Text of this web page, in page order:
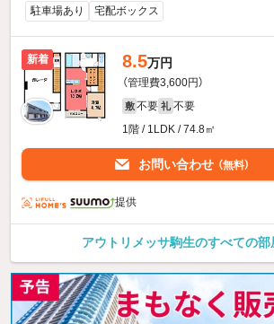
駐車場あり 宅配ボックス
新着 8.5万円
（管理費3,600円）
敷 不要 礼 不要
1階 / 1LDK / 74.8㎡
お問い合わせ （無料）
提供
アウトリメッサ駒生のすべての部